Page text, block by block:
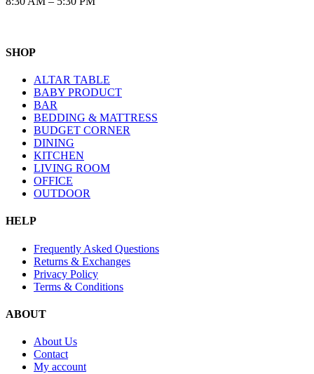
SHOP
ALTAR TABLE
BABY PRODUCT
BAR
BEDDING & MATTRESS
BUDGET CORNER
DINING
KITCHEN
LIVING ROOM
OFFICE
OUTDOOR
HELP
Frequently Asked Questions
Returns & Exchanges
Privacy Policy
Terms & Conditions
ABOUT
About Us
Contact
My account